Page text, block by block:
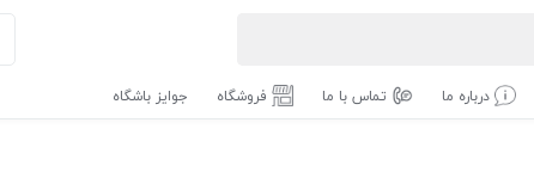
درباره ما تماس با ما فروشگاه جوایز باشگاه